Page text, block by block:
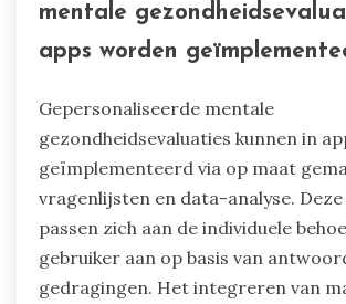
mentale
apps worden
Gepersonaliseerde mentale
gezondheidsevaluaties kunnen in
geïmplementeerd via op maat
vragenlijsten en data-analyse. Deze
passen zich aan de individuele
gebruiker aan op basis van
gedragingen. Het integreren van